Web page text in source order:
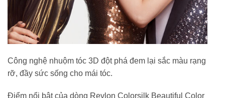
Công nghệ nhuộm tóc 3D đột phá đem lại sắc màu rạng
rỡ, đầy sức sống cho mái tóc.
Điểm nổi bật của dòng Revlon Colorsilk Beautiful Color